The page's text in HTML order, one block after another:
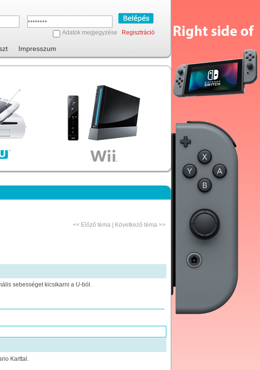
Adatok megjegyzése Regisztráció
Impresszum
<< Előző téma| Következő téma>>
sebességet kicsikarni a U-ból.
Karttal.